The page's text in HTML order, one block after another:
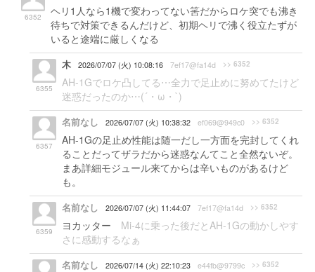
6352
ヘリ1人なら1機で変わってない筈だからロケ突でも沸き
待ちで対策できるんだけど、初期ヘリで沸く役立たずが
いると途端に厳しくなる
6355
木 2026/07/07 (火) 10:08:16 7ef17@fa14d >> 6352
AH-1Gでロケ凸してる⋯全力で足止めに努めてたけど
迷惑だったのか⋯(´・ω・`)
6357
名前なし 2026/07/07 (火) 10:38:32 ef069@949c0 >> 6352
AH-1Gの足止め性能は随一だし一方面を完封してくれ
ることだってザラだから迷惑なんてこと全然ないぞ。
まあ詳細モジュール来てからは辛いものがあるけど
も。
6359
名前なし 2026/07/07 (火) 11:44:07 7ef17@fa14d >> 6352
ヨカッター Mi-4に乗った後だとAH-1Gの動かしやす
さに感動するなぁ
名前なし 2026/07/14 (火) 22:10:23 e44fb@9799c >> 6352